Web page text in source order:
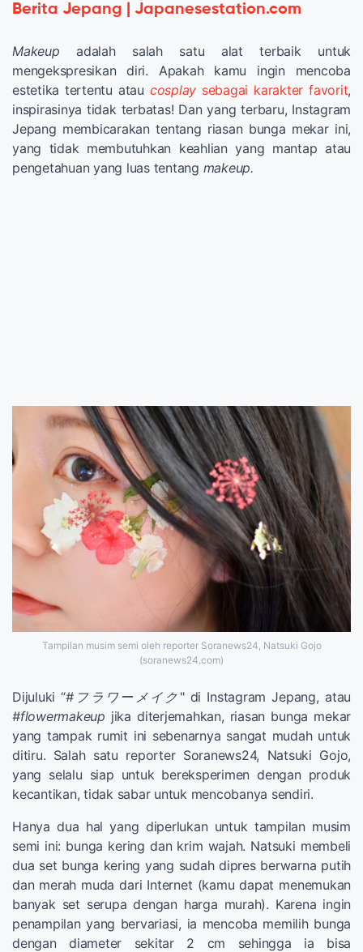
Berita Jepang | Japanesestation.com
Makeup adalah salah satu alat terbaik untuk
mengekspresikan diri. Apakah kamu ingin mencoba
estetika tertentu atau cosplay sebagai karakter favorit,
inspirasinya tidak terbatas! Dan yang terbaru, Instagram
Jepang membicarakan tentang riasan bunga mekar ini,
yang tidak membutuhkan keahlian yang mantap atau
pengetahuan yang luas tentang makeup.
Tampilan musim semi oleh reporter Soranews24, Natsuki Gojo
(soranews24.com)
Dijuluki “#フラワーメイク " di Instagram Jepang, atau
#flowermakeup jika diterjemahkan, riasan bunga mekar
yang tampak rumit ini sebenarnya sangat mudah untuk
ditiru. Salah satu reporter Soranews24, Natsuki Gojo,
yang selalu siap untuk bereksperimen dengan produk
kecantikan, tidak sabar untuk mencobanya sendiri.
Hanya dua hal yang diperlukan untuk tampilan musim
semi ini: bunga kering dan krim wajah. Natsuki membeli
dua set bunga kering yang sudah dipres berwarna putih
dan merah muda dari Internet (kamu dapat menemukan
banyak set serupa dengan harga murah). Karena ingin
penampilan yang bervariasi, ia mencoba memilih bunga
dengan diameter sekitar 2 cm sehingga ia bisa